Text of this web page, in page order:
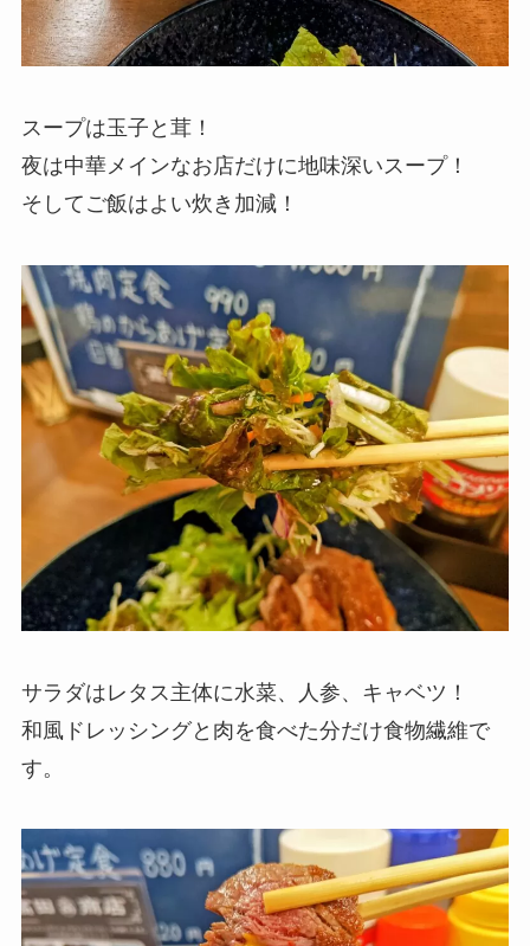
スープは玉子と茸！
夜は中華メインなお店だけに地味深いスープ！
そしてご飯はよい炊き加減！
サラダはレタス主体に水菜、人参、キャベツ！
和風ドレッシングと肉を食べた分だけ食物繊維で
す。